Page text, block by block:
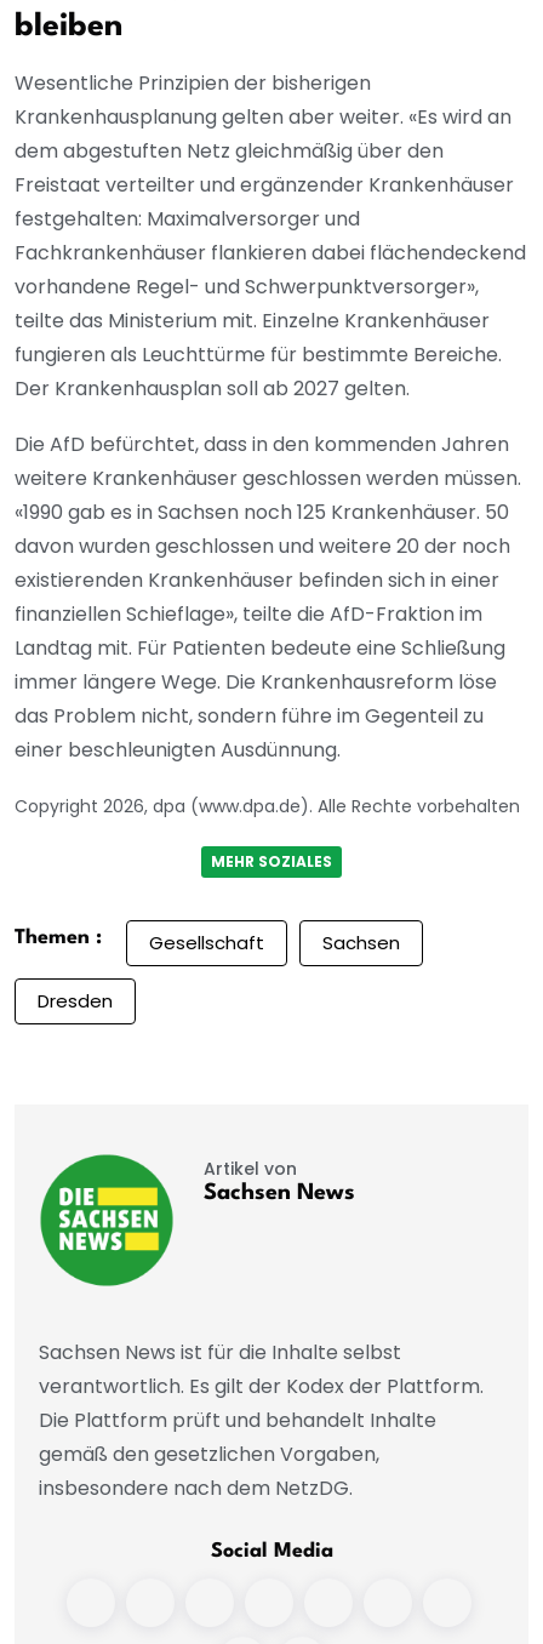
bleiben
Wesentliche Prinzipien der bisherigen
Krankenhausplanung gelten aber weiter. «Es wird an
dem abgestuften Netz gleichmäßig über den
Freistaat verteilter und ergänzender Krankenhäuser
festgehalten: Maximalversorger und
Fachkrankenhäuser flankieren dabei flächendeckend
vorhandene Regel- und Schwerpunktversorger»,
teilte das Ministerium mit. Einzelne Krankenhäuser
fungieren als Leuchttürme für bestimmte Bereiche.
Der Krankenhausplan soll ab 2027 gelten.
Die AfD befürchtet, dass in den kommenden Jahren
weitere Krankenhäuser geschlossen werden müssen.
«1990 gab es in Sachsen noch 125 Krankenhäuser. 50
davon wurden geschlossen und weitere 20 der noch
existierenden Krankenhäuser befinden sich in einer
finanziellen Schieflage», teilte die AfD-Fraktion im
Landtag mit. Für Patienten bedeute eine Schließung
immer längere Wege. Die Krankenhausreform löse
das Problem nicht, sondern führe im Gegenteil zu
einer beschleunigten Ausdünnung.
Copyright 2026, dpa (www.dpa.de). Alle Rechte vorbehalten
MEHR SOZIALES
Themen : Gesellschaft Sachsen
Dresden
Artikel von
Sachsen News
Sachsen News ist für die Inhalte selbst
verantwortlich. Es gilt der Kodex der Plattform.
Die Plattform prüft und behandelt Inhalte
gemäß den gesetzlichen Vorgaben,
insbesondere nach dem NetzDG.
Social Media